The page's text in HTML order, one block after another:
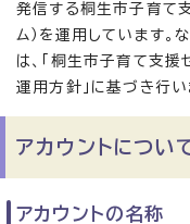
発信する桐生市子育て
ム）を運用しています。
は、「桐生市子育て支
運用方針」に基づき行い
アカウントについ
アカウントの名称